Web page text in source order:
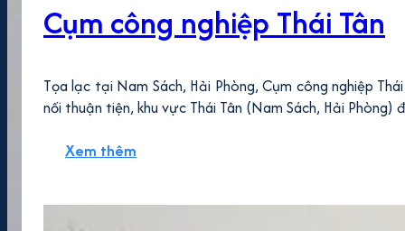
Cụm công nghiệp Thái Tân
Tọa lạc tại Nam Sách, Hải Phòng, Cụm công nghiệp
nối thuận tiện, khu vực Thái Tân (Nam Sách, Hải
Xem thêm